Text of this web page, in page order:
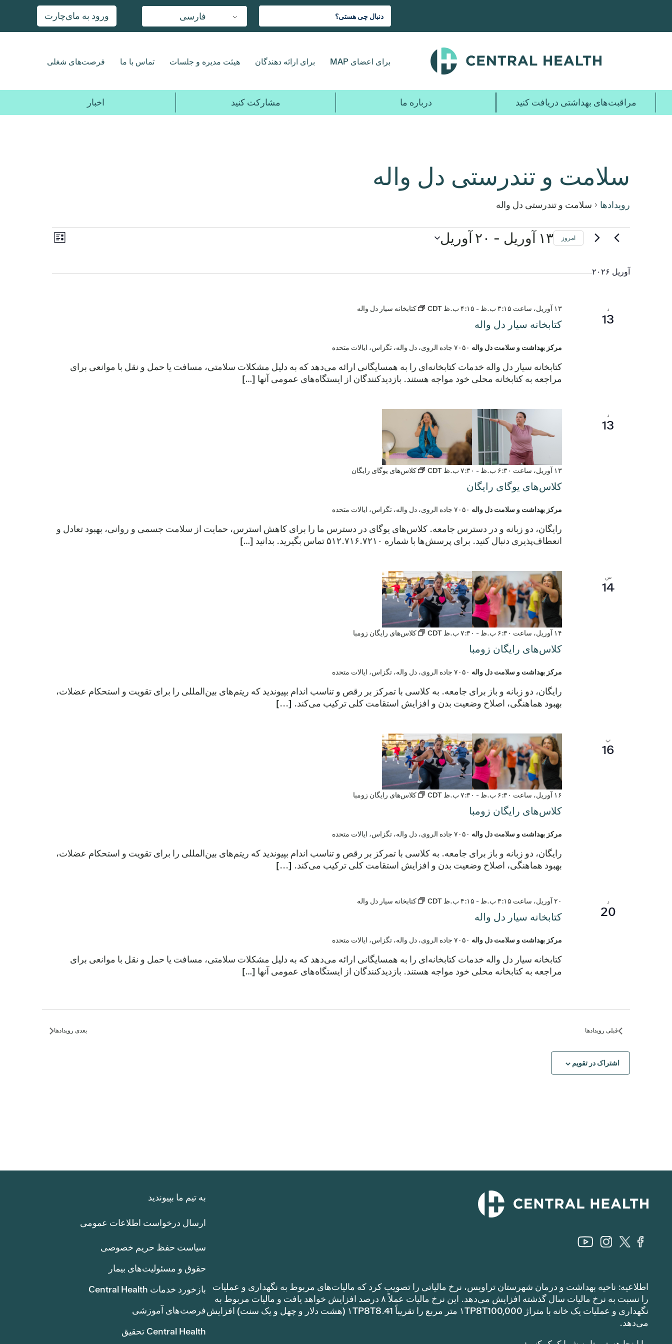
محتوای
فارسی ورود به مای‌چارت
برای اعضای MAP برای ارائه دهندگان هیئت مدیره و جلسات تماس با ما فرصت‌های شغلی
مراقبت‌های بهداشتی دریافت کنید درباره ما مشارکت کنید اخبار
سلامت و تندرستی دل واله
رویدادها سلامت و تندرستی دل واله
رویدادها
ناوبری
رویداد
فهرست امروز ۱۳ آوریل - ۲۰ آوریل
انتخاب
آوریل ۲۰۲۶
د
13 کتابخانه سیار دل واله
۱۳ آوریل، ساعت ۳:۱۵ ب.ظ - ۴:۱۵ ب.ظ CDT کتابخانه سیار دل واله
مرکز بهداشت و سلامت دل واله ۷۰۵۰ جاده الروی، دل واله، تگزاس، ایالات متحده
کتابخانه سیار دل واله خدمات کتابخانه‌ای را به همسایگانی ارائه می‌دهد که به دلیل مشکلات سلامتی، مسافت یا حمل و نقل با موانعی برای
مراجعه به کتابخانه محلی خود مواجه هستند. بازدیدکنندگان از ایستگاه‌های عمومی آنها […]
د
13
کلاس‌های یوگای رایگان
۱۳ آوریل، ساعت ۶:۳۰ ب.ظ - ۷:۳۰ ب.ظ CDT کلاس‌های یوگای رایگان
مرکز بهداشت و سلامت دل واله ۷۰۵۰ جاده الروی، دل واله، تگزاس، ایالات متحده
رایگان، دو زبانه و در دسترس جامعه. کلاس‌های یوگای در دسترس ما را برای کاهش استرس، حمایت از سلامت جسمی و روانی، بهبود تعادل و
انعطاف‌پذیری دنبال کنید. برای پرسش‌ها با شماره ۵۱۲.۷۱۶.۷۲۱۰ تماس بگیرید. بدانید […]
س
14
کلاس‌های رایگان زومبا
۱۴ آوریل، ساعت ۶:۳۰ ب.ظ - ۷:۳۰ ب.ظ CDT کلاس‌های رایگان زومبا
مرکز بهداشت و سلامت دل واله ۷۰۵۰ جاده الروی، دل واله، تگزاس، ایالات متحده
رایگان، دو زبانه و باز برای جامعه. به کلاسی با تمرکز بر رقص و تناسب اندام بپیوندید که ریتم‌های بین‌المللی را برای تقویت و استحکام عضلات،
بهبود هماهنگی، اصلاح وضعیت بدن و افزایش استقامت کلی ترکیب می‌کند. [...]
پ
16
کلاس‌های رایگان زومبا
۱۶ آوریل، ساعت ۶:۳۰ ب.ظ - ۷:۳۰ ب.ظ CDT کلاس‌های رایگان زومبا
مرکز بهداشت و سلامت دل واله ۷۰۵۰ جاده الروی، دل واله، تگزاس، ایالات متحده
رایگان، دو زبانه و باز برای جامعه. به کلاسی با تمرکز بر رقص و تناسب اندام بپیوندید که ریتم‌های بین‌المللی را برای تقویت و استحکام عضلات،
بهبود هماهنگی، اصلاح وضعیت بدن و افزایش استقامت کلی ترکیب می‌کند. [...]
د
20 کتابخانه سیار دل واله
۲۰ آوریل، ساعت ۳:۱۵ ب.ظ - ۴:۱۵ ب.ظ CDT کتابخانه سیار دل واله
مرکز بهداشت و سلامت دل واله ۷۰۵۰ جاده الروی، دل واله، تگزاس، ایالات متحده
کتابخانه سیار دل واله خدمات کتابخانه‌ای را به همسایگانی ارائه می‌دهد که به دلیل مشکلات سلامتی، مسافت یا حمل و نقل با موانعی برای
مراجعه به کتابخانه محلی خود مواجه هستند. بازدیدکنندگان از ایستگاه‌های عمومی آنها […]
قبلی رویدادها بعدی رویدادها
اشتراک در تقویم
اطلاعیه: ناحیه بهداشت و درمان شهرستان تراویس، نرخ مالیاتی را تصویب کرد که مالیات‌های مربوط به نگهداری و عملیات
را نسبت به نرخ مالیات سال گذشته افزایش می‌دهد. این نرخ مالیات عملاً ۸ درصد افزایش خواهد یافت و مالیات مربوط به
نگهداری و عملیات یک خانه با متراژ ۱TP8T100,000 متر مربع را تقریباً ۱TP8T8.41 (هشت دلار و چهل و یک سنت) افزایش
می‌دهد.
به تیم ما بپیوندید
ارسال درخواست اطلاعات عمومی
سیاست حفظ حریم خصوصی
حقوق و مسئولیت‌های بیمار
بازخورد خدمات Central Health
فرصت‌های آموزشی
Central Health تحقیق